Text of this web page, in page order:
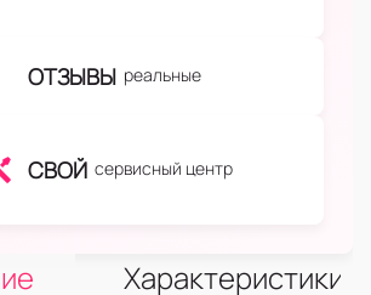
ОТЗЫВЫ реальные
СВОЙ сервисный центр
Характеристики